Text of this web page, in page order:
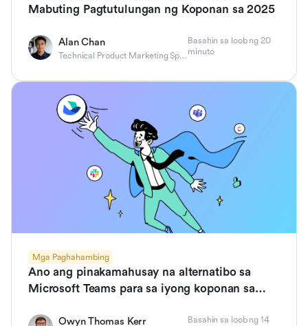
Mabuting Pagtutulungan ng Koponan sa 2025
Alan Chan
Technical Product Marketing Specialist
Basahin sa loob ng 20
minuto
Mga Paghahambing
Ano ang pinakamahusay na alternatibo sa
Microsoft Teams para sa iyong koponan sa
Owyn Thomas Kerr
Basahin sa loob ng 14